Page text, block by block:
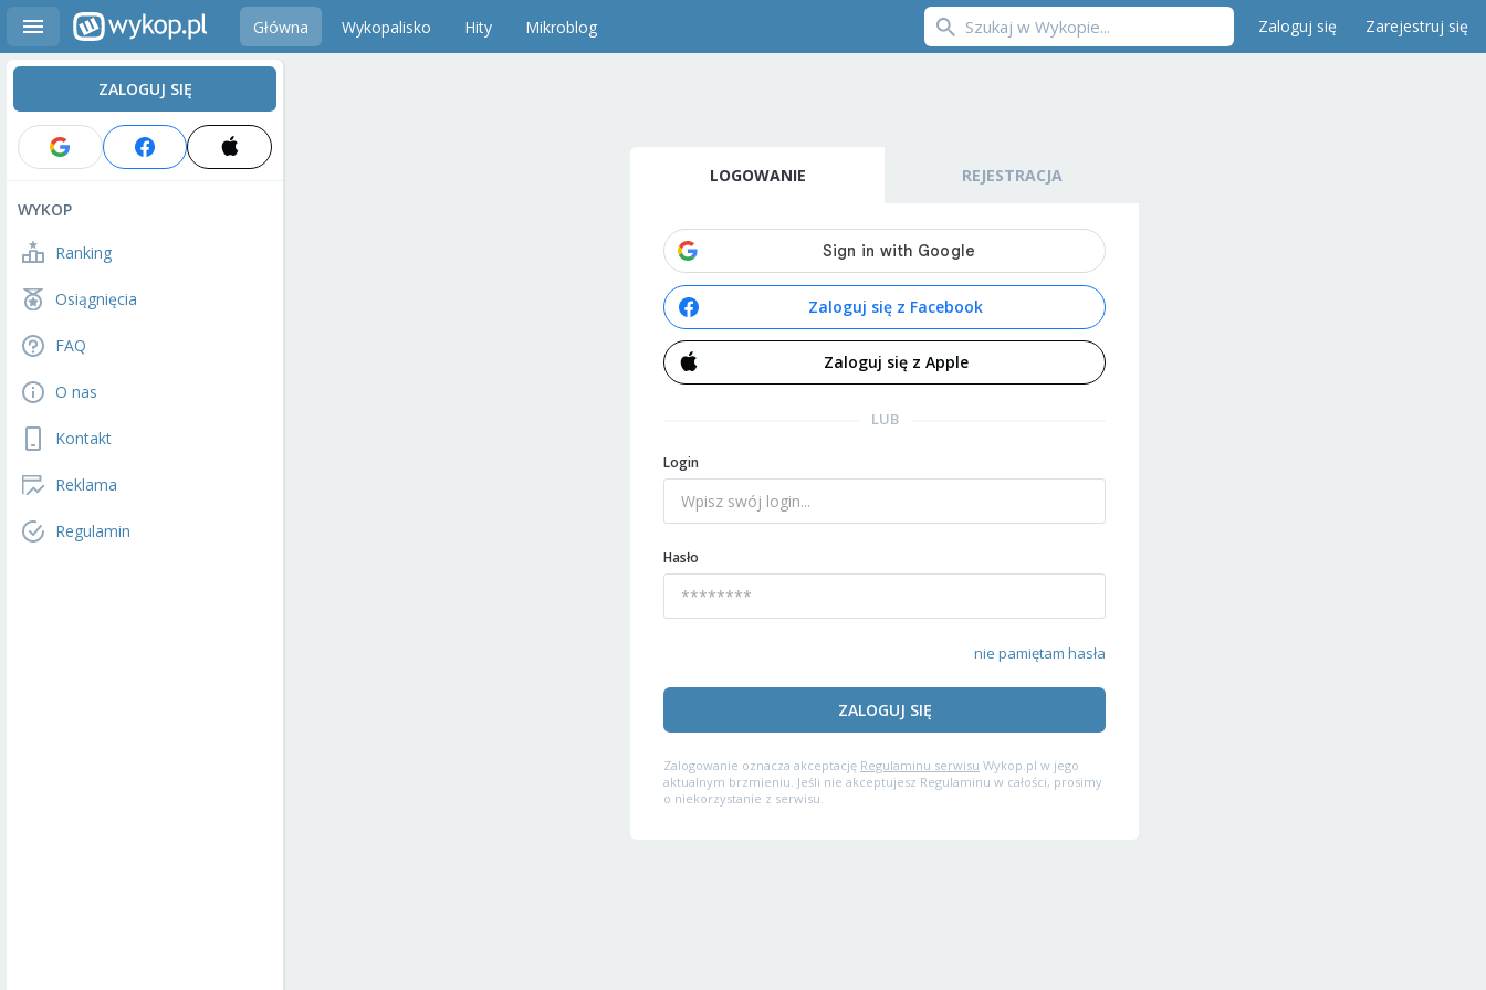
Główna Wykopalisko Hity Mikroblog Zaloguj się Zarejestruj się
ZALOGUJ SIĘ
WYKOP
Ranking
Osiągnięcia
FAQ
O nas
Kontakt
Reklama
Regulamin
LOGOWANIE REJESTRACJA
Zaloguj się z Facebook
Zaloguj się z Apple
LUB
Login
Hasło
nie pamiętam hasła
ZALOGUJ SIĘ
Zalogowanie oznacza akceptację Regulaminu serwisu Wykop.pl w jego
aktualnym brzmieniu. Jeśli nie akceptujesz Regulaminu w całości, prosimy
o niekorzystanie z serwisu.